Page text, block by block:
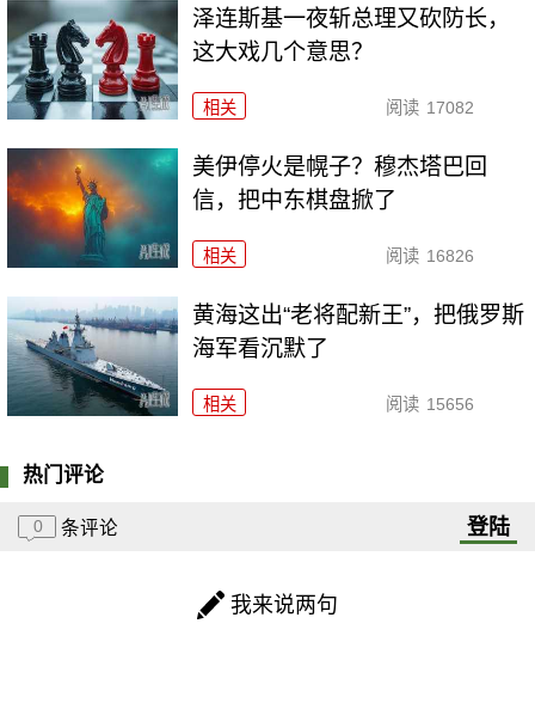
泽连斯基一夜斩总理又砍防长，
这大戏几个意思？
相关 阅读 17082
美伊停火是幌子？穆杰塔巴回
信，把中东棋盘掀了
相关 阅读 16826
黄海这出“老将配新王”，把俄罗斯
海军看沉默了
相关 阅读 15656
热门评论
0 条评论 登陆
我来说两句